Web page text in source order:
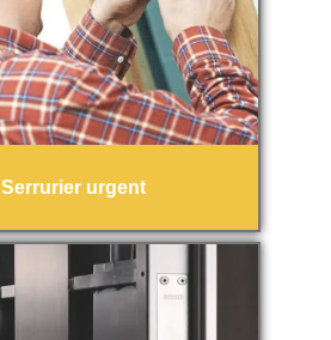
Serrurier urgent